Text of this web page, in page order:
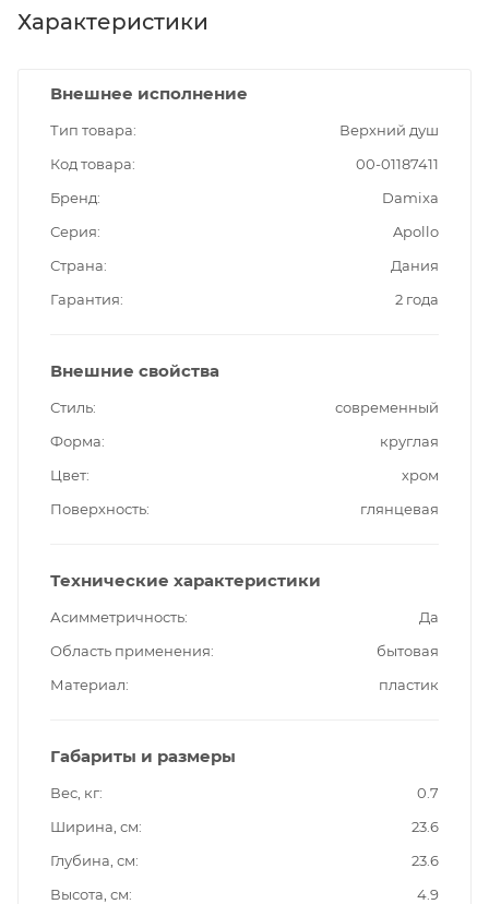
Характеристики
Внешнее исполнение
Тип товара
Верхний душ
Код товара
00-01187411
Бренд
Damixa
Серия
Apollo
Страна
Дания
Гарантия
2 года
Внешние свойства
Стиль
современный
Форма
круглая
Цвет
хром
Поверхность
глянцевая
Технические характеристики
Асимметричность
Да
Область применения
бытовая
Материал
пластик
Габариты и размеры
Вес, кг
0.7
Ширина, см
23.6
Глубина, см
23.6
Высота, см
4.9